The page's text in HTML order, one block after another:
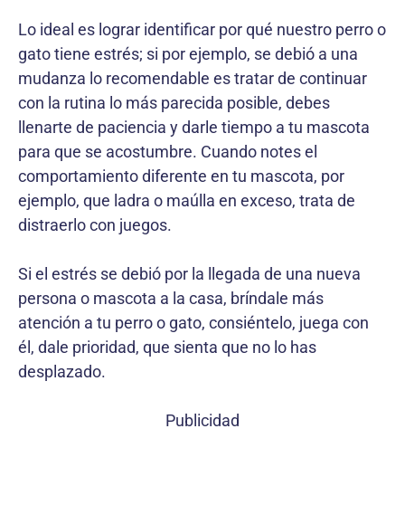
Lo ideal es lograr identificar por qué nuestro perro o
gato tiene estrés; si por ejemplo, se debió a una
mudanza lo recomendable es tratar de continuar
con la rutina lo más parecida posible, debes
llenarte de paciencia y darle tiempo a tu mascota
para que se acostumbre. Cuando notes el
comportamiento diferente en tu mascota, por
ejemplo, que ladra o maúlla en exceso, trata de
distraerlo con juegos.
Si el estrés se debió por la llegada de una nueva
persona o mascota a la casa, bríndale más
atención a tu perro o gato, consiéntelo, juega con
él, dale prioridad, que sienta que no lo has
desplazado.
Publicidad